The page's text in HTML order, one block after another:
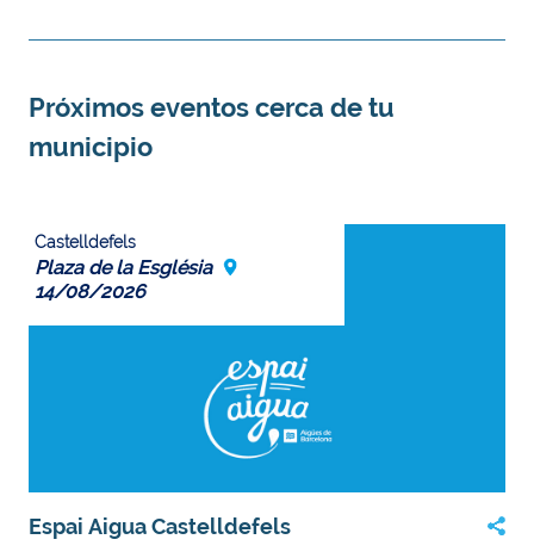
Próximos eventos cerca de tu
municipio
Castelldefels
Plaza de la Església
14/08/2026
Espai Aigua Castelldefels